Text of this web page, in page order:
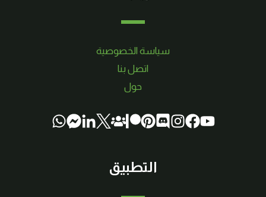
سياسة الخصوصية
اتصل بنا
حول
التطبيق